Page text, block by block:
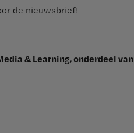
de nieuwsbrief!
& Learning, onderdeel van